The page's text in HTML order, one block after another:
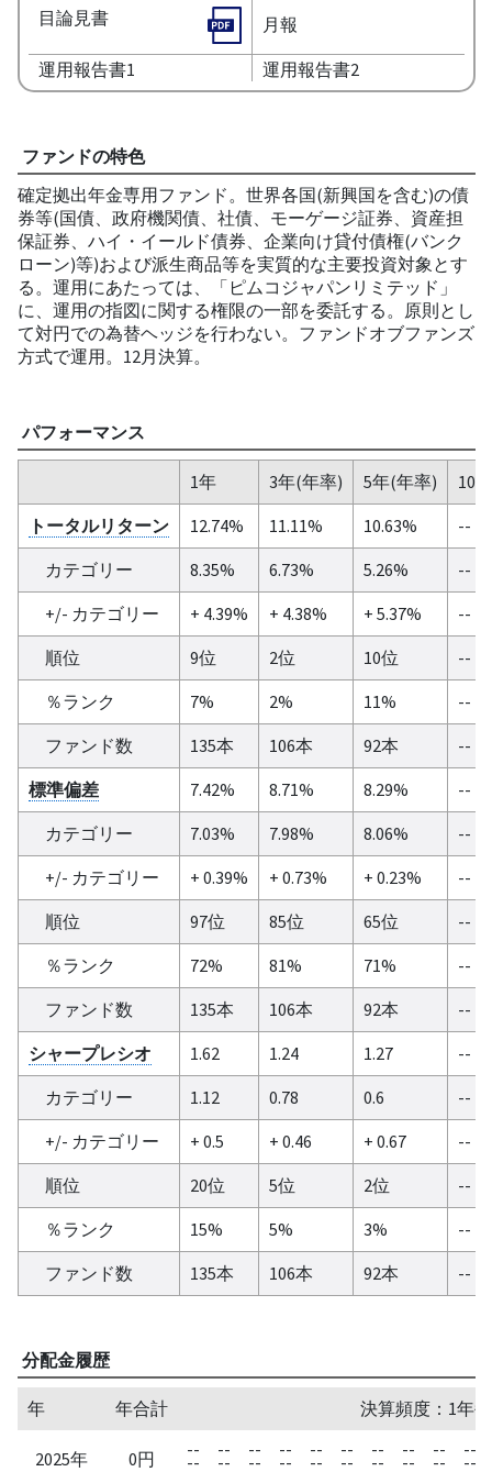
目論見書
月報
運用報告書1 運用報告書2
ファンドの特色
確定拠出年金専用ファンド。世界各国(新興国を含む)の債
券等(国債、政府機関債、社債、モーゲージ証券、資産担
保証券、ハイ・イールド債券、企業向け貸付債権(バンク
ローン)等)および派生商品等を実質的な主要投資対象とす
る。運用にあたっては、「ピムコジャパンリミテッド」
に、運用の指図に関する権限の一部を委託する。原則とし
て対円での為替ヘッジを行わない。ファンドオブファンズ
方式で運用。12月決算。
パフォーマンス
1年 3年(年率) 5年(年率)
10
トータルリターン
12.74% 11.11% 10.63%
--
カテゴリー
8.35% 6.73% 5.26%
--
+/- カテゴリー
+ 4.39% + 4.38% + 5.37%
--
順位
9位 2位 10位
--
％ランク
7% 2% 11%
--
ファンド数
135本 106本 92本
--
標準偏差
7.42% 8.71% 8.29%
--
カテゴリー
7.03% 7.98% 8.06%
--
+/- カテゴリー
+ 0.39% + 0.73% + 0.23%
--
順位
97位 85位 65位
--
％ランク
72% 81% 71%
--
ファンド数
135本 106本 92本
--
シャープレシオ
1.62 1.24 1.27
--
カテゴリー
1.12 0.78 0.6
--
+/- カテゴリー
+ 0.5 + 0.46 + 0.67
--
順位
20位 5位 2位
--
％ランク
15% 5% 3%
--
ファンド数
135本 106本 92本 --
分配金履歴
年 年合計 決算頻度：1年
2025年 0円 --
--
--
--
--
--
--
--
--
--
--
--
--
--
--
--
--
--
--
--